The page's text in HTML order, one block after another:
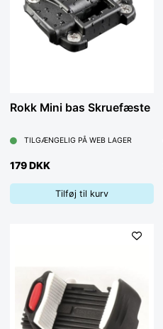
Rokk Mini bas Skruefæste
TILGÆNGELIG PÅ WEB LAGER
179 DKK
Tilføj til kurv